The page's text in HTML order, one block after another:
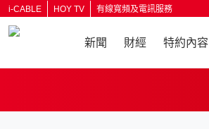
i-CABLE HOY TV 有線寬頻及電訊服務
新聞 財經 特約內容